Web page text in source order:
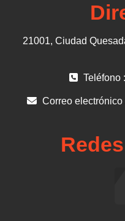
21001, Ciudad
Teléfono
Correo electrónico